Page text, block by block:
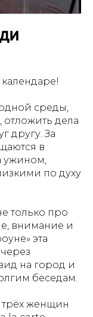
среды,
отложить дела
другу. За
в
ужином,
по духу
только про
внимание и
эта
на город и
беседам.
женщин